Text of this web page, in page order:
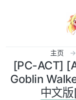
主页
[PC-ACT]
Goblin
中文